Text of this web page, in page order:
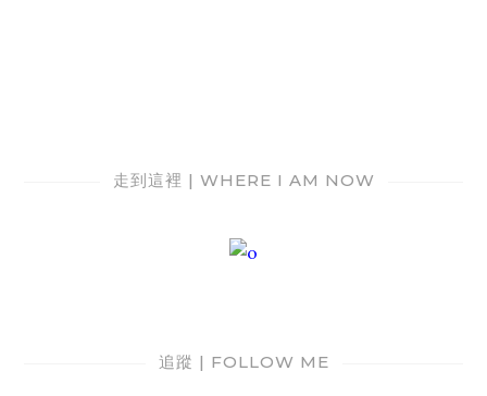
走到這裡 | WHERE I AM NOW
追蹤 | FOLLOW ME